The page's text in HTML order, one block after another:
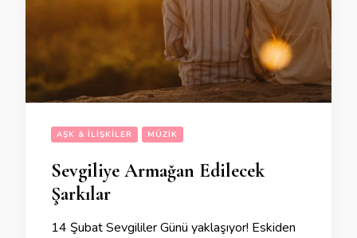
AŞK & İLIŞKILER MÜZIK
Sevgiliye Armağan Edilecek
Şarkılar
14 Şubat Sevgililer Günü yaklaşıyor! Eskiden